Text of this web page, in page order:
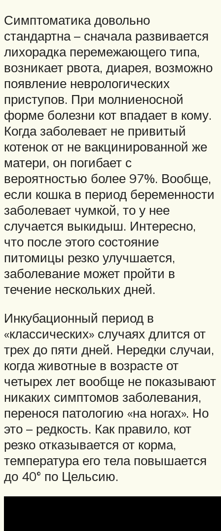
Симптоматика довольно
стандартна – сначала развивается
лихорадка перемежающего типа,
возникает рвота, диарея, возможно
появление неврологических
приступов. При молниеносной
форме болезни кот впадает в кому.
Когда заболевает не привитый
котенок от не вакцинированной же
матери, он погибает с
вероятностью более 97%. Вообще,
если кошка в период беременности
заболевает чумкой, то у нее
случается выкидыш. Интересно,
что после этого состояние
питомицы резко улучшается,
заболевание может пройти в
течение нескольких дней.
Инкубационный период в
«классических» случаях длится от
трех до пяти дней. Нередки случаи,
когда животные в возрасте от
четырех лет вообще не показывают
никаких симптомов заболевания,
перенося патологию «на ногах». Но
это – редкость. Как правило, кот
резко отказывается от корма,
температура его тела повышается
до 40° по Цельсию.